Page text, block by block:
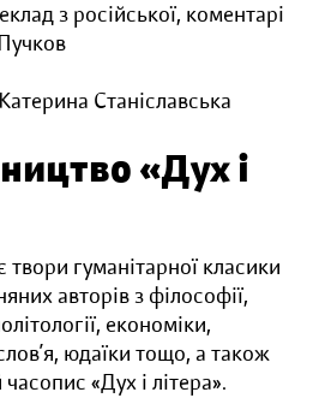
з російської, коментарі
Станіславська
«Дух і
гуманітарної класики
авторів з філософії,
економіки,
юдаїки тощо, а також
«Дух і літера».